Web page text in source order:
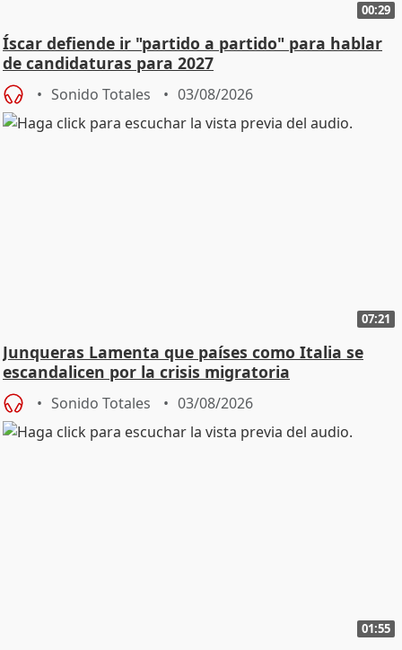
00:29
Íscar defiende ir "partido a partido" para hablar
de candidaturas para 2027
Sonido Totales 03/08/2026
07:21
Junqueras Lamenta que países como Italia se
escandalicen por la crisis migratoria
Sonido Totales 03/08/2026
01:55